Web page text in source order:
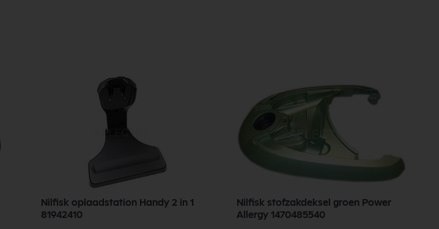
Nilfisk oplaadstation Handy 2 in 1
81942410
Nilfisk stofzakdeksel groen Power
Allergy 1470485540